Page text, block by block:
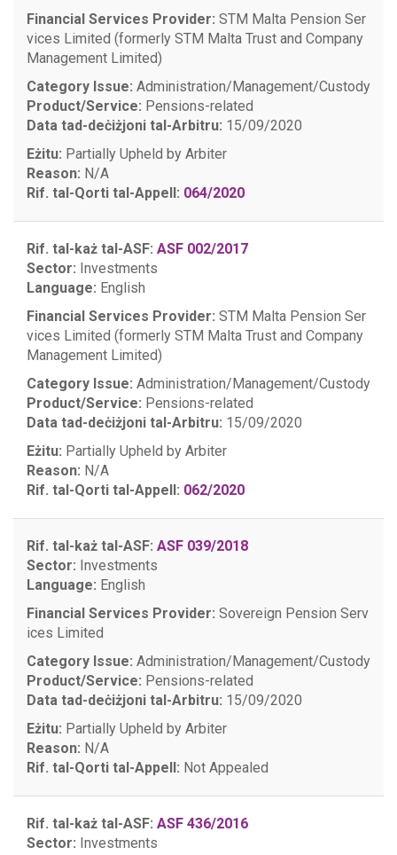
Financial Services Provider: STM Malta Pension Ser
vices Limited (formerly STM Malta Trust and Company
Management Limited)
Category Issue: Administration/Management/Custody
Product/Service: Pensions-related
Data tad-deċiżjoni tal-Arbitru: 15/09/2020
Eżitu: Partially Upheld by Arbiter
Reason: N/A
Rif. tal-Qorti tal-Appell: 064/2020
Rif. tal-każ tal-ASF: ASF 002/2017
Sector: Investments
Language: English
Financial Services Provider: STM Malta Pension Ser
vices Limited (formerly STM Malta Trust and Company
Management Limited)
Category Issue: Administration/Management/Custody
Product/Service: Pensions-related
Data tad-deċiżjoni tal-Arbitru: 15/09/2020
Eżitu: Partially Upheld by Arbiter
Reason: N/A
Rif. tal-Qorti tal-Appell: 062/2020
Rif. tal-każ tal-ASF: ASF 039/2018
Sector: Investments
Language: English
Financial Services Provider: Sovereign Pension Serv
ices Limited
Category Issue: Administration/Management/Custody
Product/Service: Pensions-related
Data tad-deċiżjoni tal-Arbitru: 15/09/2020
Eżitu: Partially Upheld by Arbiter
Reason: N/A
Rif. tal-Qorti tal-Appell: Not Appealed
Rif. tal-każ tal-ASF: ASF 436/2016
Sector: Investments